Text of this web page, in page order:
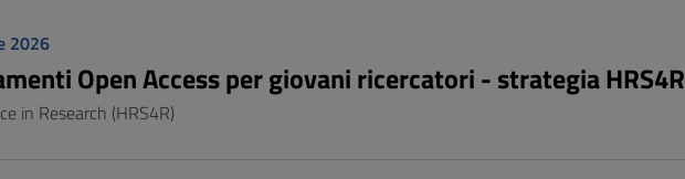
2026
Open Access per giovani ricercatori - strategia HRS4R
in Research (HRS4R)